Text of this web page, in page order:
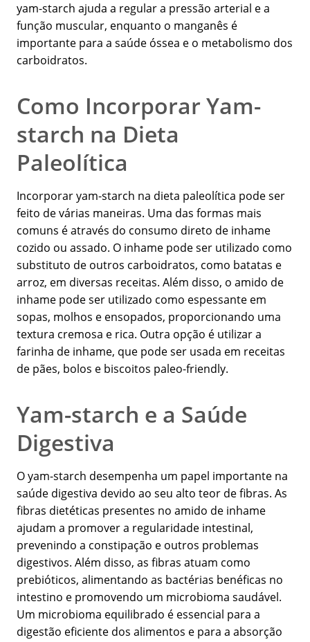
yam-starch ajuda a regular a pressão arterial e a
função muscular, enquanto o manganês é
importante para a saúde óssea e o metabolismo dos
carboidratos.
Como Incorporar Yam-
starch na Dieta
Paleolítica
Incorporar yam-starch na dieta paleolítica pode ser
feito de várias maneiras. Uma das formas mais
comuns é através do consumo direto de inhame
cozido ou assado. O inhame pode ser utilizado como
substituto de outros carboidratos, como batatas e
arroz, em diversas receitas. Além disso, o amido de
inhame pode ser utilizado como espessante em
sopas, molhos e ensopados, proporcionando uma
textura cremosa e rica. Outra opção é utilizar a
farinha de inhame, que pode ser usada em receitas
de pães, bolos e biscoitos paleo-friendly.
Yam-starch e a Saúde
Digestiva
O yam-starch desempenha um papel importante na
saúde digestiva devido ao seu alto teor de fibras. As
fibras dietéticas presentes no amido de inhame
ajudam a promover a regularidade intestinal,
prevenindo a constipação e outros problemas
digestivos. Além disso, as fibras atuam como
prebióticos, alimentando as bactérias benéficas no
intestino e promovendo um microbioma saudável.
Um microbioma equilibrado é essencial para a
digestão eficiente dos alimentos e para a absorção